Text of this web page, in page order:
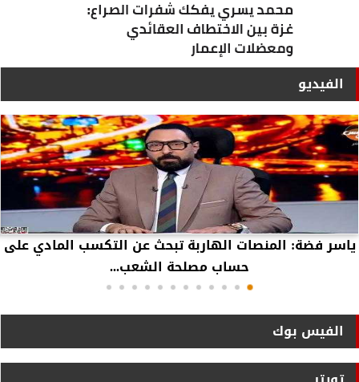
الفيديو
ياسر فضة: المنصات الهاربة تبحث عن التكسب المادي على
حساب مصلحة الشعب...
الفيس بوك